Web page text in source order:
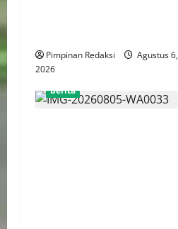
Pimpinan Redaksi
Agustus 6,
2026
berita